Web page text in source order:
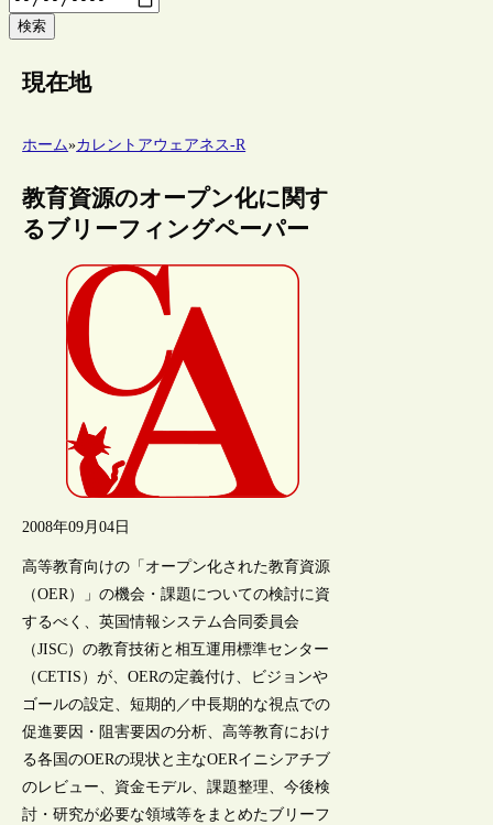
検索
現在地
ホーム»カレントアウェアネス-R
教育資源のオープン化に関す
るブリーフィングペーパー
2008年09月04日
高等教育向けの「オープン化された教育資源
（OER）」の機会・課題についての検討に資
するべく、英国情報システム合同委員会
（JISC）の教育技術と相互運用標準センター
（CETIS）が、OERの定義付け、ビジョンや
ゴールの設定、短期的／中長期的な視点での
促進要因・阻害要因の分析、高等教育におけ
る各国のOERの現状と主なOERイニシアチブ
のレビュー、資金モデル、課題整理、今後検
討・研究が必要な領域等をまとめたブリーフ